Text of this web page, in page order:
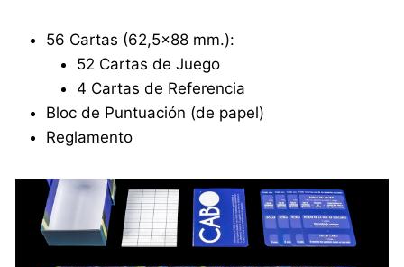
56 Cartas (62,5×88 mm.):
52 Cartas de Juego
4 Cartas de Referencia
Bloc de Puntuación (de papel)
Reglamento